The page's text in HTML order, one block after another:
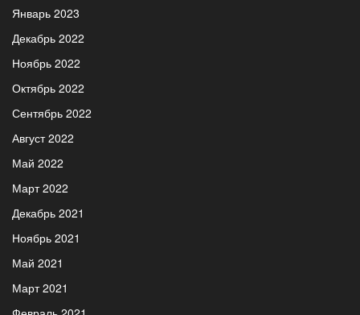
Январь 2023
Декабрь 2022
Ноябрь 2022
Октябрь 2022
Сентябрь 2022
Август 2022
Май 2022
Март 2022
Декабрь 2021
Ноябрь 2021
Май 2021
Март 2021